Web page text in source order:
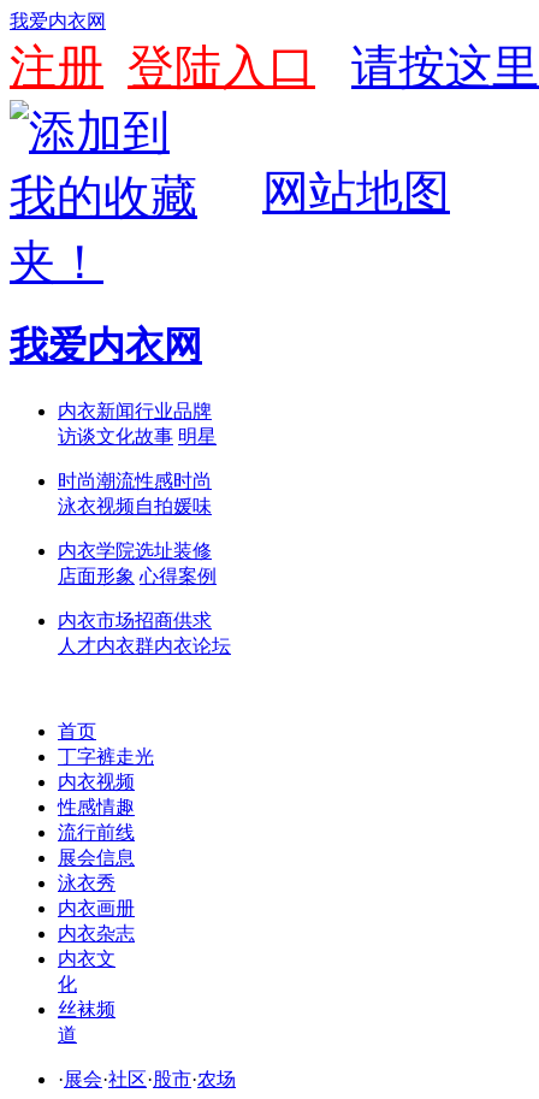
我爱内衣网
注册 登陆入口 请按这
网站地图
我爱内衣网
内衣新闻行业品牌
访谈文化故事 明星
时尚潮流性感时尚
泳衣视频自拍媛味
内衣学院选址装修
店面形象 心得案例
内衣市场招商供求
人才内衣群内衣论坛
首页
丁字裤走光
内衣视频
性感情趣
流行前线
展会信息
泳衣秀
内衣画册
内衣杂志
内衣文
化
丝袜频
道
·展会·社区·股市·农场